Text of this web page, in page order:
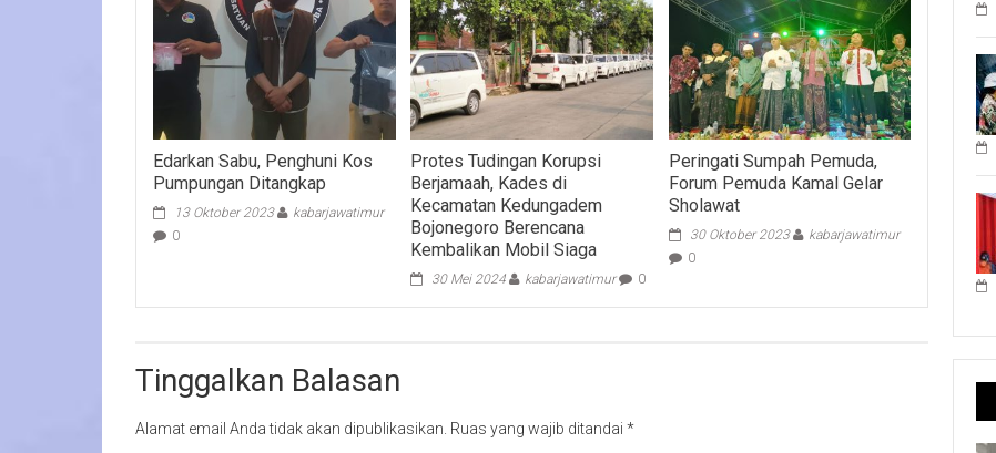
Edarkan Sabu, Penghuni Kos
Pumpungan Ditangkap
13 Oktober 2023
kabarjawatimur
0
Protes Tudingan Korupsi
Berjamaah, Kades di
Kecamatan Kedungadem
Bojonegoro Berencana
Kembalikan Mobil Siaga
30 Mei 2024 kabarjawatimur 0
Peringati Sumpah Pemuda,
Forum Pemuda Kamal Gelar
Sholawat
30 Oktober 2023
kabarjawatimur
0
Tinggalkan Balasan
Alamat email Anda tidak akan dipublikasikan. Ruas yang wajib ditandai *